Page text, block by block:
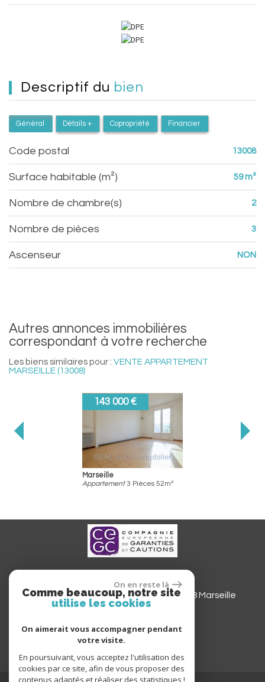
descriptif du bien
Général Détails + Copropriété Financier
Code postal 13008
Surface habitable (m²) 59 m²
Nombre de chambre(s) 2
Nombre de pièces 3
Ascenseur NON
autres annonces immobilières
correspondant à votre recherche
Les biens similaires pour : VENTE APPARTEMENT
MARSEILLE (13008)
143 000 €
Marseille
Appartement3 Pièces 52m²
Siège social 565 avenue du Prado13008Marseille
On en reste là
Comme beaucoup, notre site
utilise les cookies
On aimerait vous accompagner pendant
votre visite.
En poursuivant, vous acceptez l'utilisation des
cookies par ce site, afin de vous proposer des
contenus adaptés et réaliser des statistiques !